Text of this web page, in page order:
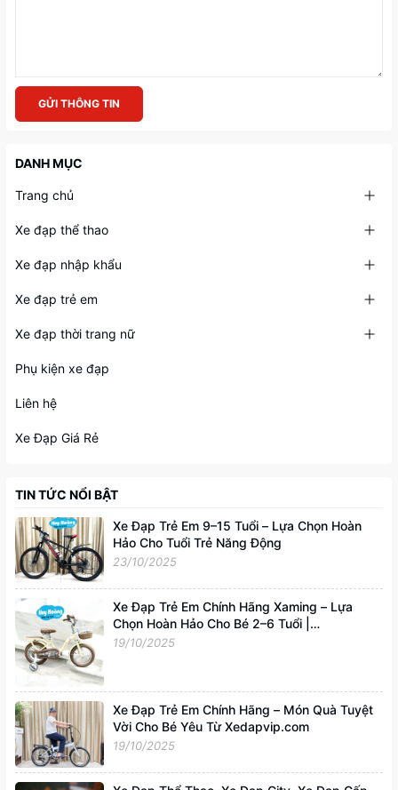
GỬI THÔNG TIN
DANH MỤC
Trang chủ
Xe đạp thể thao
Xe đạp nhập khẩu
Xe đạp trẻ em
Xe đạp thời trang nữ
Phụ kiện xe đạp
Liên hệ
Xe Đạp Giá Rẻ
TIN TỨC NỔI BẬT
Xe Đạp Trẻ Em 9–15 Tuổi – Lựa Chọn Hoàn
Hảo Cho Tuổi Trẻ Năng Động
23/10/2025
Xe Đạp Trẻ Em Chính Hãng Xaming – Lựa
Chọn Hoàn Hảo Cho Bé 2–6 Tuổi |
Xedapvip.com
19/10/2025
Xe Đạp Trẻ Em Chính Hãng – Món Quà Tuyệt
Vời Cho Bé Yêu Từ Xedapvip.com
19/10/2025